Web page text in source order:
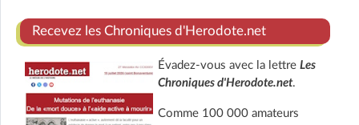
Recevez les Chroniques d'Herodote.net
Évadez-vous avec la lettre Les
Chroniques d'Herodote.net.
Comme 100 000 amateurs